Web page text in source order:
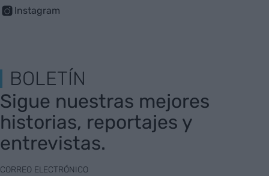
Instagram
BOLETÍN
Sigue nuestras mejores
historias, reportajes y
entrevistas.
CORREO ELECTRÓNICO